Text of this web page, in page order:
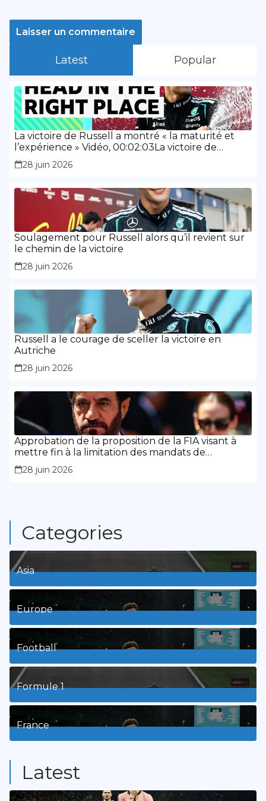
Latest Popular
La victoire de Russell a montré « la maturité et
l’expérience » Vidéo, 00:02:03La victoire de
Russell a montré « la maturité et l’expérience »
28 juin 2026
Soulagement pour Russell alors qu’il revient sur
le chemin de la victoire
28 juin 2026
Russell a le courage de sceller la victoire en
Autriche
28 juin 2026
Approbation de la proposition de la FIA visant à
mettre fin à la limitation des mandats de
présidence
28 juin 2026
Categories
Asia
1Posts
Europe
3Posts
Football
8Posts
Formule 1
3Posts
France
Latest